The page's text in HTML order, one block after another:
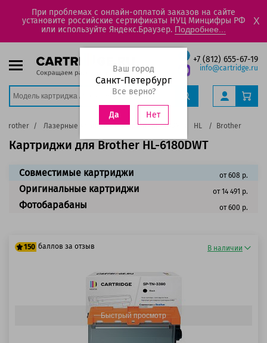
При проблемах с онлайн-оплатой заказов на сайте
установите российские сертификаты НУЦ Минцифры РФ
или используйте Яндекс.Браузер. Подробнее...
X
+7 (812) 655-67-19
info@cartridge.ru
Ваш город
Санкт-Петербург
Все верно?
Да Нет
Brother Лазерные черно-белые принтеры, МФУ HL Brother HL-
Картриджи для Brother HL-6180DWT
Совместимые картриджи от 608 р.
Оригинальные картриджи от 14 491 р.
Фотобарабаны от 600 р.
150 баллов за отзыв В наличии
Быстрый просмотр